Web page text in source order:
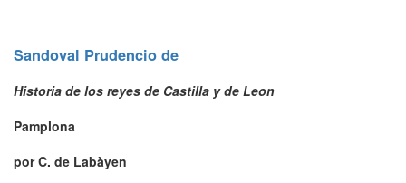
Sandoval Prudencio de
Historia de los reyes de Castilla y de Leon
Pamplona
por C. de Labàyen